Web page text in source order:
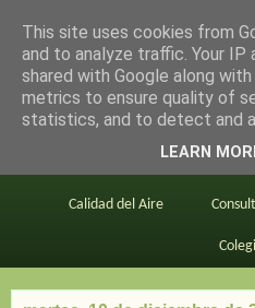
en bici por
Este blog BiciMAD
Calidad del Aire
This site uses cookies from
and to analyze traffic. Your IP
shared with Google along
metrics to ensure quality of
statistics, and to detect and
LEARN